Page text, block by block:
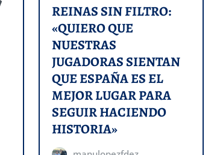
REINAS SIN FILTRO:
«QUIERO QUE
NUESTRAS
JUGADORAS SIENTAN
QUE ESPAÑA ES EL
MEJOR LUGAR PARA
SEGUIR HACIENDO
HISTORIA»